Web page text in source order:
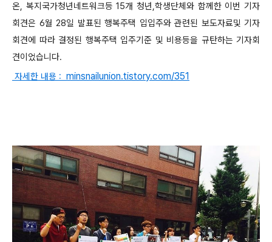
온, 복지국가청년네트워크등 15개 청년,학생단체와 함께한 이번 기자
회견은 6월 28일 발표된 행복주택 입입주와 관련된 보도자료및 기자
회견에 따라 결정된 행복주택 입주기준 및 비용등을 규탄하는 기자회
견이었습니다.
자세한 내용 : minsnailunion.tistory.com/351